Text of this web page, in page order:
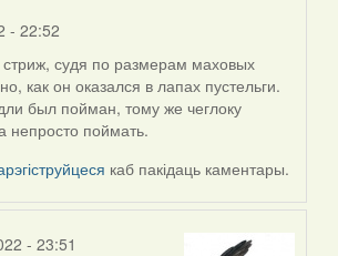
- 22:52
стриж, судя по размерам маховых
как он оказался в лапах пустельги.
был пойман, тому же чеглоку
непросто поймать.
каб пакідаць каментары.
- 23:51